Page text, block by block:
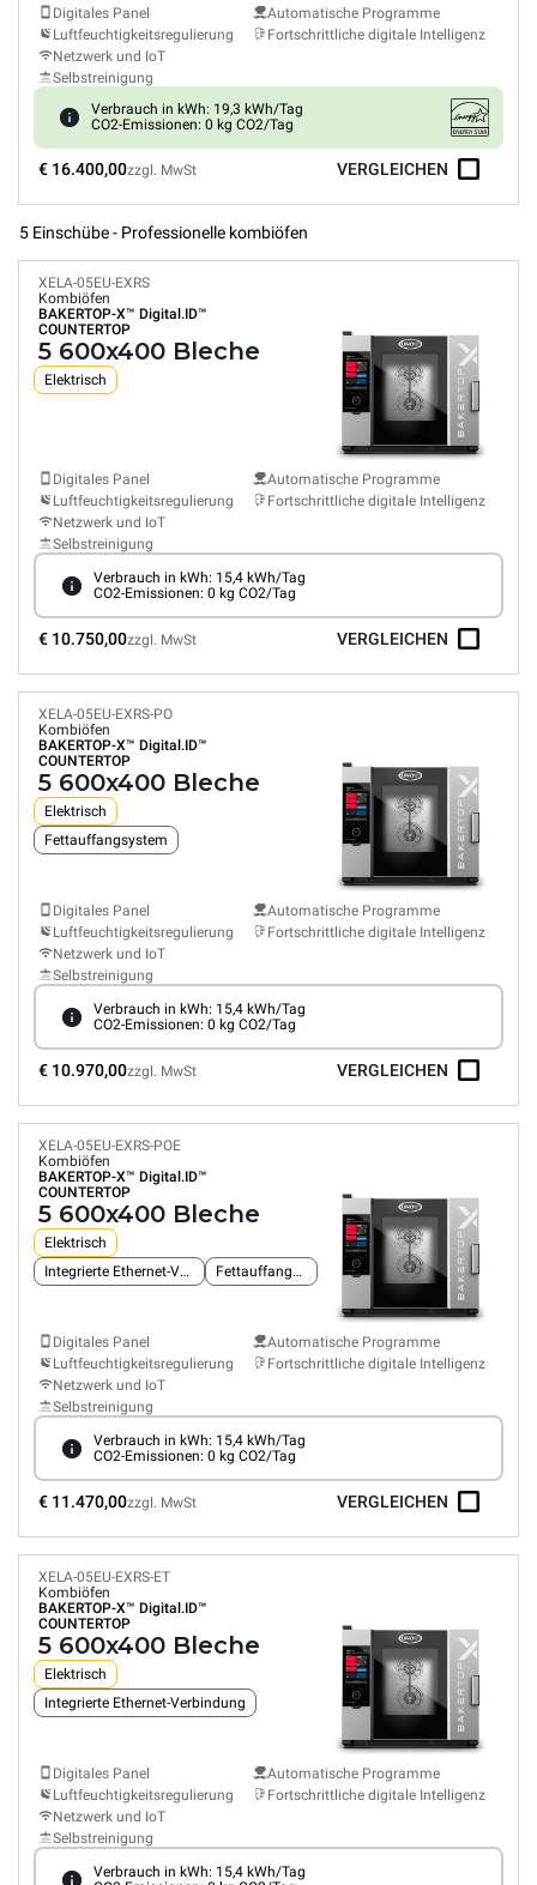
Digitales Panel
Luftfeuchtigkeitsregulierung
Netzwerk und IoT
Selbstreinigung
Automatische Programme
Fortschrittliche digitale Intelligenz
Verbrauch in kWh: 19,3 kWh/Tag
CO2-Emissionen: 0 kg CO2/Tag
€ 16.400,00zzgl. MwSt VERGLEICHEN
5 Einschübe - Professionelle kombiöfen
XELA-05EU-EXRS
Kombiöfen
BAKERTOP-X™ Digital.ID™
COUNTERTOP
5 600x400 Bleche
Elektrisch
Digitales Panel
Luftfeuchtigkeitsregulierung
Netzwerk und IoT
Selbstreinigung
Automatische Programme
Fortschrittliche digitale Intelligenz
Verbrauch in kWh: 15,4 kWh/Tag
CO2-Emissionen: 0 kg CO2/Tag
€ 10.750,00zzgl. MwSt VERGLEICHEN
XELA-05EU-EXRS-PO
Kombiöfen
BAKERTOP-X™ Digital.ID™
COUNTERTOP
5 600x400 Bleche
Elektrisch
Fettauffangsystem
Digitales Panel
Luftfeuchtigkeitsregulierung
Netzwerk und IoT
Selbstreinigung
Automatische Programme
Fortschrittliche digitale Intelligenz
Verbrauch in kWh: 15,4 kWh/Tag
CO2-Emissionen: 0 kg CO2/Tag
€ 10.970,00zzgl. MwSt VERGLEICHEN
XELA-05EU-EXRS-POE
Kombiöfen
BAKERTOP-X™ Digital.ID™
COUNTERTOP
5 600x400 Bleche
Elektrisch
Integrierte Ethernet-Verbindung
Fettauffangsystem
Digitales Panel
Luftfeuchtigkeitsregulierung
Netzwerk und IoT
Selbstreinigung
Automatische Programme
Fortschrittliche digitale Intelligenz
Verbrauch in kWh: 15,4 kWh/Tag
CO2-Emissionen: 0 kg CO2/Tag
€ 11.470,00zzgl. MwSt VERGLEICHEN
XELA-05EU-EXRS-ET
Kombiöfen
BAKERTOP-X™ Digital.ID™
COUNTERTOP
5 600x400 Bleche
Elektrisch
Integrierte Ethernet-Verbindung
Digitales Panel
Luftfeuchtigkeitsregulierung
Netzwerk und IoT
Selbstreinigung
Automatische Programme
Fortschrittliche digitale Intelligenz
Verbrauch in kWh: 15,4 kWh/Tag